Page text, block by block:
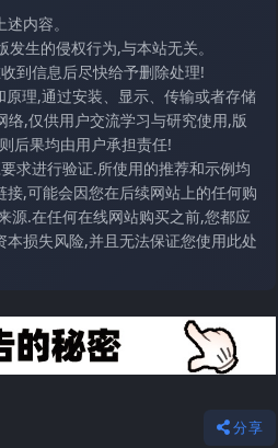
内容。
生的侵权行为,与本站无关。
到信息后尽快给予删除处理!
理,通过安装、显示、传输或者存储
,仅供用户交流学习与研究使用,版
后果均由用户承担责任!
求进行验证.所使用的推荐和示例均
,可能会因您在后续网站上的任何购
源.在任何在线网站购买之前,您都应
损失风险,并且无法保证您使用此处
分享